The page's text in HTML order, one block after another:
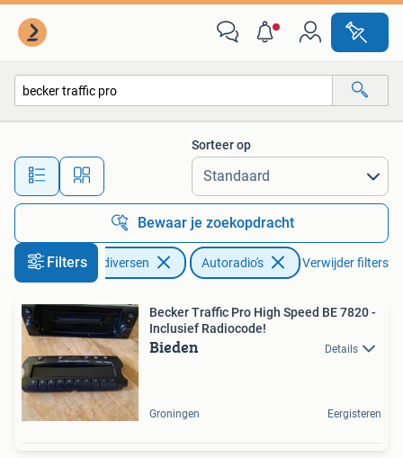
Alle afstanden…
Sorteer op
Bewaar je zoekopdracht
FiltersAuto diversen Autoradio's Verwijder filters
Becker Traffic Pro High Speed BE 7820 -
Inclusief Radiocode!
Bieden Details
Groningen Eergisteren